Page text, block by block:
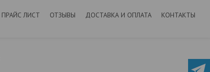
ПРАЙС ЛИСТ ОТЗЫВЫ ДОСТАВКА И ОПЛАТА КОНТАКТЫ